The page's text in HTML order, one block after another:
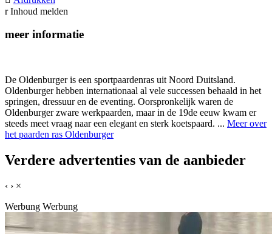
r Inhoud melden
meer informatie
De Oldenburger is een sportpaardenras uit Noord Duitsland.
Oldenburger hebben internationaal al vele successen behaald in het
springen, dressuur en de eventing. Oorspronkelijk waren de
Oldenburger zware werkpaarden, maar in de 19de eeuw kwam er
steeds meet vraag naar een elegant en sterk koetspaard. ... Meer over
het paarden ras Oldenburger
Verdere advertenties van de aanbieder
‹ › ×
Werbung Werbung